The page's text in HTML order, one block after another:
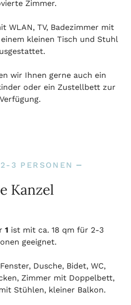
Zimmer.
WLAN, TV, Badezimmer mit
kleinen Tisch und Stuhl
wir Ihnen gerne auch ein
oder ein Zustellbett zur
Verfügung.
3 PERSONEN
Kanzel
1 ist mit ca. 18 qm für 2-3
geeignet.
Dusche, Bidet, WC,
Zimmer mit Doppelbett,
Stühlen, kleiner Balkon.